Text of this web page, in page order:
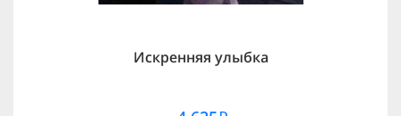
Искренняя улыбка